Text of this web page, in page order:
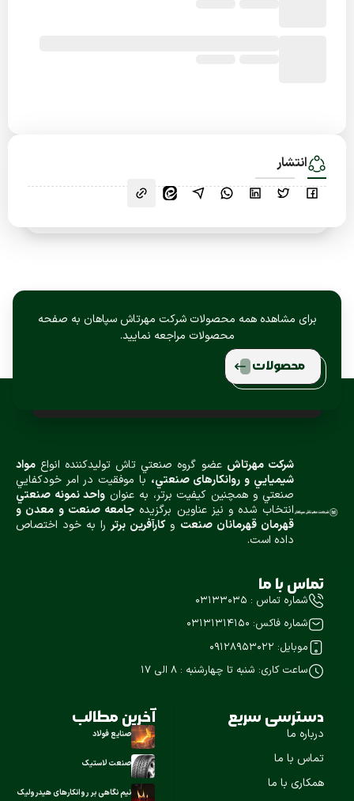
انتشار
برای مشاهده همه محصولات شرکت مهرتاش سپاهان به صفحه
محصولات مراجعه نمایید.
محصولات
شركت مهرتاش عضو گروه صنعتي تاش توليدكننده انواع مواد
شيميایي و روانكارهای صنعتي، با موفقيت در امر خودكفايي
صنعتي و همچنين كيفيت برتر، به عنوان واحد نمونه صنعتي
انتخاب شده و نيز عناوین برگزیده جامعه صنعت و معدن و
قهرمان قهرمانان صنعت وكارآفرين برتررا به خود اختصاص
داده است.
تماس با ما
شماره تماس : ۰۳۱۳۳۰۳۵
شماره فاکس: ۰۳۱۳۱۳۱۴۱۵۰
موبایل: 09128953022
ساعت کاری: شنبه تا چهارشنبه : ۸ الی 17
دسترسی سریع
درباره ما
تماس با ما
همکاری با ما
آخرین مطالب
صنایع فولاد
صنعت لاستیک
نیم نگاهی بر روانکارهای هیدرولیک